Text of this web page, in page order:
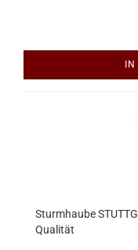
Sturmhaube
Qualität